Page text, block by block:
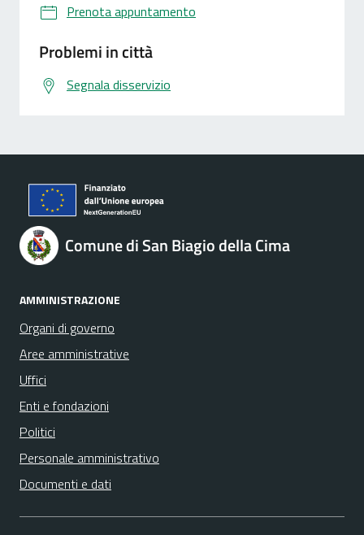
Prenota appuntamento
Problemi in città
Segnala disservizio
Comune di San Biagio della Cima
AMMINISTRAZIONE
Organi di governo
Aree amministrative
Uffici
Enti e fondazioni
Politici
Personale amministrativo
Documenti e dati